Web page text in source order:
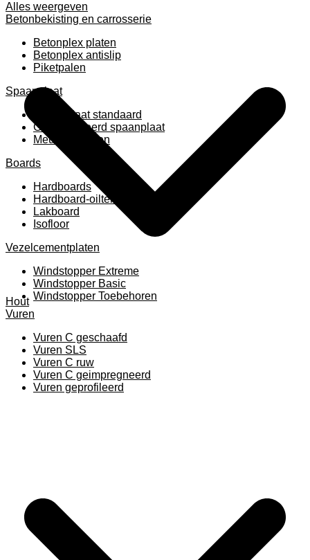
Alles weergeven
Betonbekisting en carrosserie
Betonplex platen
Betonplex antislip
Piketpalen
Spaanplaat
Spaanplaat standaard
Geplastificeerd spaanplaat
Meubelpanelen
Boards
Hardboards
Hardboard-oiltemperated
Lakboard
Isofloor
Vezelcementplaten
Windstopper Extreme
Windstopper Basic
Windstopper Toebehoren
Hout
Vuren
Vuren C geschaafd
Vuren SLS
Vuren C ruw
Vuren C geimpregneerd
Vuren geprofileerd